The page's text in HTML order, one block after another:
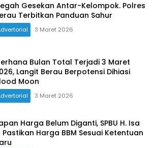
Gesekan Antar-Kelompok. Polres
Terbitkan Panduan Sahur
3 Maret 2026
Bulan Total Terjadi 3 Maret
Langit Berau Berpotensi Dihiasi
Moon
3 Maret 2026
Harga Belum Diganti, SPBU H. Isa
Pastikan Harga BBM Sesuai Ketentuan